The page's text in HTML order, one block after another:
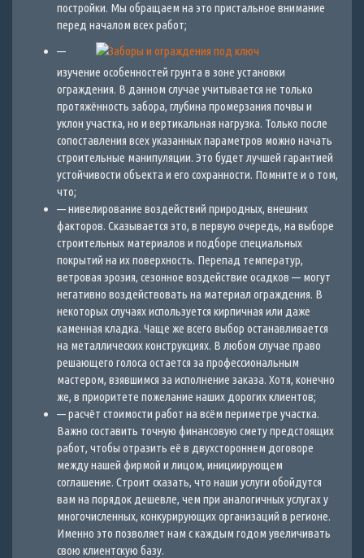
постройки. Мы обращаем на это пристальное внимание
перед началом всех работ;
—
изучение особенностей грунта в зоне установки
ограждения. В данном случае учитывается не только
протяжённость забора, глубина промерзания почвы и
уклон участка, но и вертикальная нагрузка. Только после
сопоставления всех указанных параметров можно начать
строительные манипуляции. Это будет лучшей гарантией
устойчивости объекта и его сохранности. Помните и о том,
что;
— нивелирование воздействий природных, внешних
факторов. Сказывается это, в первую очередь, на выборе
строительных материалов и подборе специальных
покрытий на их поверхность. Перепад температур,
ветровая эрозия, сезонное воздействие осадков — могут
негативно воздействовать на материал ограждения. В
некоторых случаях используется кирпичная или даже
каменная кладка. Чаще же всего выбор останавливается
на металлических конструкциях. В любом случае право
решающего голоса остается за профессиональным
мастером, взявшимся за исполнение заказа. Хотя, конечно
же, в приоритете пожелание наших дорогих клиентов;
— расчёт стоимости работ на всём периметре участка.
Важно составить точную финансовую смету предстоящих
работ, чтобы отразить её в двухстороннем договоре
между нашей фирмой и лицом, инициирующем
соглашение. Строит сказать, что наши услуги обойдутся
вам на порядок дешевле, чем при аналогичных услугах у
многочисленных, конкурирующих организаций в регионе.
Именно это позволяет нам с каждым годом увеличивать
свою клиентскую базу.